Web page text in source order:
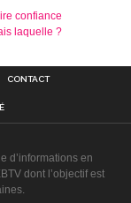
confiance
laquelle ?
CONTACT
d’informations en
dont l’objectif est